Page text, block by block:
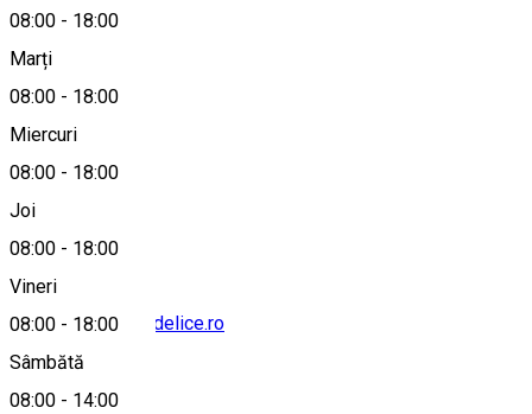
08:00 - 18:00
Marți
08:00 - 18:00
Miercuri
08:00 - 18:00
Joi
08:00 - 18:00
Vineri
08:00 - 18:00
Sâmbătă
08:00 - 14:00
Hartă
office@chocolatedelice.ro